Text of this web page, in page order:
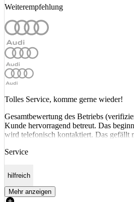
Weiterempfehlung
Tolles Service, komme gerne wieder!
Gesamtbewertung des Betriebs
Kunde hervorragend betreut. Das
wird telefonisch kontaktiert. Das gefällt
Service
hilfreich
Mehr anzeigen